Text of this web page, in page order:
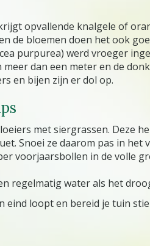
opvallende knalgele of
de bloemen doen het ook
purpurea) werd vroeger
dan een meter en de
en bijen zijn er dol op.
met siergrassen. Deze
Snoei ze daarom pas in het
voorjaarsbollen in de volle
regelmatig water als het
eind loopt en bereid je tuin